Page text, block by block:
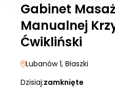
Gabinet
Manualnej
Ćwikliński
Lubanów 1, Błaszki
Dzisiaj:zamknięte